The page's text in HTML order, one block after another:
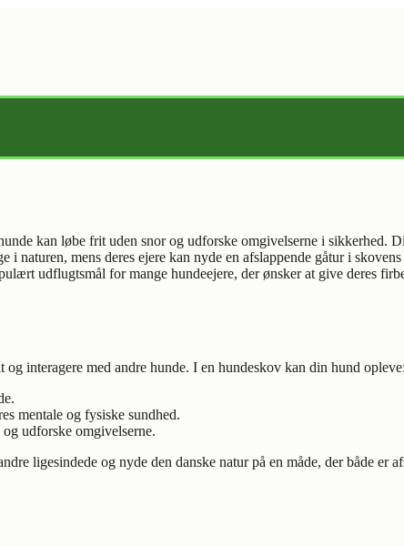
kan løbe frit uden snor og udforske omgivelserne i sikkerhed.
naturen, mens deres ejere kan nyde en afslappende gåtur i
udflugtsmål for mange hundeejere, der ønsker at give deres
interagere med andre hunde. I en hundeskov kan din hund opleve:
mentale og fysiske sundhed.
udforske omgivelserne.
ligesindede og nyde den danske natur på en måde, der både er